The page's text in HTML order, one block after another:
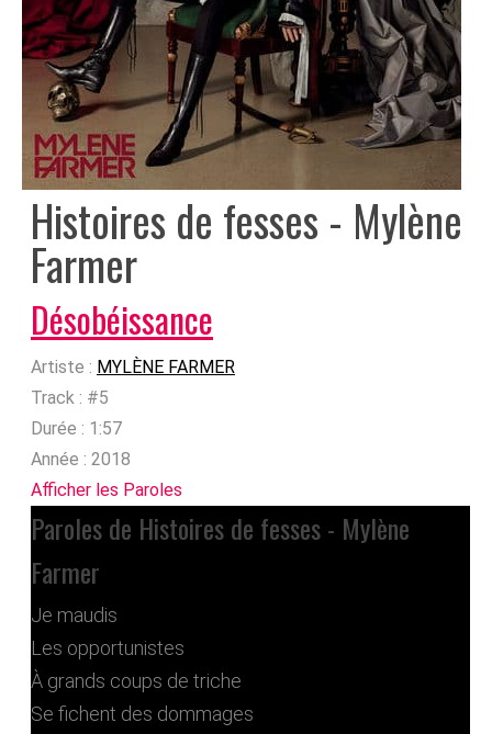
Histoires de fesses - Mylène
Farmer
Désobéissance
Artiste : MYLÈNE FARMER
Track : #5
Durée : 1:57
Année : 2018
Afficher les Paroles
Paroles de Histoires de fesses - Mylène
Farmer
Je maudis
Les opportunistes
À grands coups de triche
Se fichent des dommages